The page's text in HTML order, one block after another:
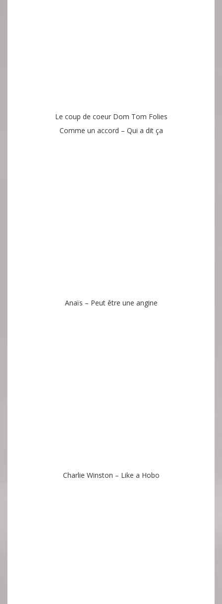
Le coup de coeur Dom Tom Folies
Comme un accord – Qui a dit ça
Anaïs – Peut être une angine
Charlie Winston – Like a Hobo